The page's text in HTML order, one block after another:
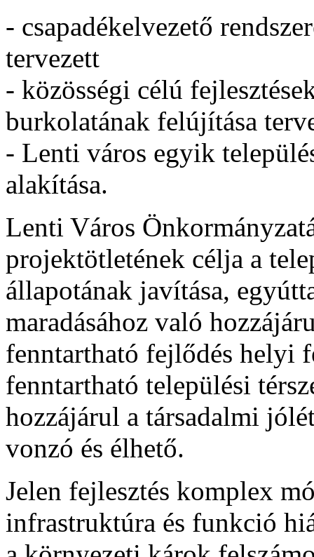
- csapadékelvezető
tervezett
- közösségi célú
burkolatának felújítása
- Lenti város egyik
alakítása.
Lenti Város
projektötletének célja a
állapotának javítása,
maradásához való
fenntartható fejlődés helyi
fenntartható települési
hozzájárul a társadalmi
vonzó és élhető.
Jelen fejlesztés komplex
infrastruktúra és funkció